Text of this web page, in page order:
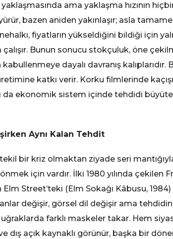
ama yaklaşma hızının
bazen aniden yakınlaşır; asla
fiyatların yükseldiğini bildiği için
Bunun sonucu stokçuluk, öne
dayalı davranış
katkı verir. Korku filmlerinde
da ekonomik sistem içinde tehdidi
Aynı Kalan Tehdit
bir kriz olmaktan ziyade seri
için vardır. İlki 1980 yılında çekilen
Street’teki (Elm Sokağı Kâbusu,
değişir, görsel dil değişir ama tehdidin
farklı maskeler takar. Hem
dış açık kaynaklı görünür, başka bir